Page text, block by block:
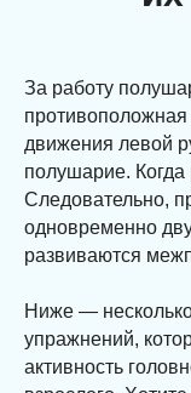
За работу
движения левой
полушарие.
Следовательно,
одновременно
развиваются
Ниже —
упражнений,
активность